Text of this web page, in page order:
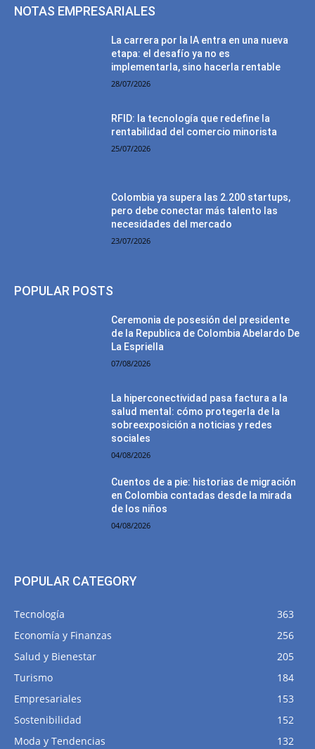
NOTAS EMPRESARIALES
La carrera por la IA entra en una nueva
etapa: el desafío ya no es
implementarla, sino hacerla rentable
28/07/2026
RFID: la tecnología que redefine la
rentabilidad del comercio minorista
25/07/2026
Colombia ya supera las 2.200 startups,
pero debe conectar más talento las
necesidades del mercado
23/07/2026
POPULAR POSTS
Ceremonia de posesión del presidente
de la Republica de Colombia Abelardo De
La Espriella
07/08/2026
La hiperconectividad pasa factura a la
salud mental: cómo protegerla de la
sobreexposición a noticias y redes
sociales
04/08/2026
Cuentos de a pie: historias de migración
en Colombia contadas desde la mirada
de los niños
04/08/2026
POPULAR CATEGORY
Tecnología
363
Economía y Finanzas
256
Salud y Bienestar
205
Turismo
184
Empresariales
153
Sostenibilidad
152
Moda y Tendencias
132